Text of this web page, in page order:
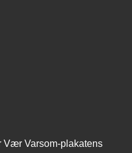
Vær Varsom-plakatens